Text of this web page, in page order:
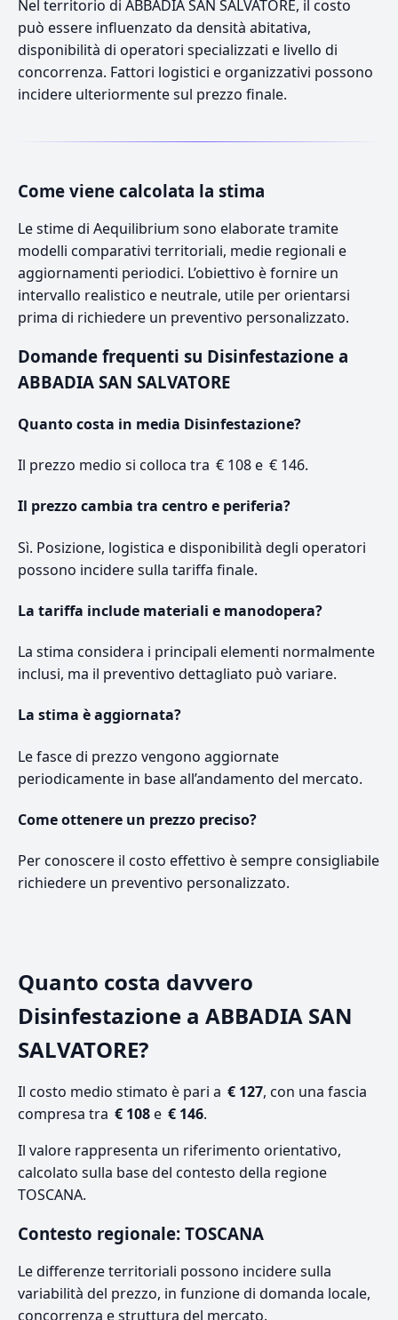
Nel territorio di ABBADIA SAN SALVATORE, il costo
può essere influenzato da densità abitativa,
disponibilità di operatori specializzati e livello di
concorrenza. Fattori logistici e organizzativi possono
incidere ulteriormente sul prezzo finale.
Come viene calcolata la stima
Le stime di Aequilibrium sono elaborate tramite
modelli comparativi territoriali, medie regionali e
aggiornamenti periodici. L’obiettivo è fornire un
intervallo realistico e neutrale, utile per orientarsi
prima di richiedere un preventivo personalizzato.
Domande frequenti su Disinfestazione a
ABBADIA SAN SALVATORE
Quanto costa in media Disinfestazione?
Il prezzo medio si colloca tra € 108 e € 146.
Il prezzo cambia tra centro e periferia?
Sì. Posizione, logistica e disponibilità degli operatori
possono incidere sulla tariffa finale.
La tariffa include materiali e manodopera?
La stima considera i principali elementi normalmente
inclusi, ma il preventivo dettagliato può variare.
La stima è aggiornata?
Le fasce di prezzo vengono aggiornate
periodicamente in base all’andamento del mercato.
Come ottenere un prezzo preciso?
Per conoscere il costo effettivo è sempre consigliabile
richiedere un preventivo personalizzato.
Quanto costa davvero
Disinfestazione a ABBADIA SAN
SALVATORE?
Il costo medio stimato è pari a € 127, con una fascia
compresa tra € 108e € 146.
Il valore rappresenta un riferimento orientativo,
calcolato sulla base del contesto della regione
TOSCANA.
Contesto regionale: TOSCANA
Le differenze territoriali possono incidere sulla
variabilità del prezzo, in funzione di domanda locale,
concorrenza e struttura del mercato.